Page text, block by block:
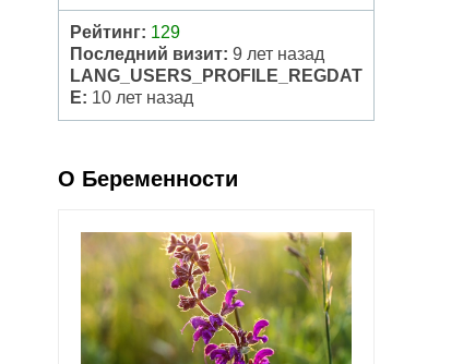
Рейтинг: 129
Последний визит: 9 лет назад
LANG_USERS_PROFILE_REGDAT
E: 10 лет назад
О Беременности